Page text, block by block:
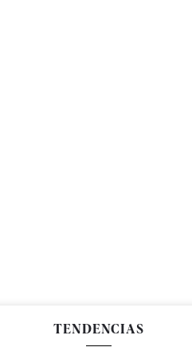
TENDENCIAS